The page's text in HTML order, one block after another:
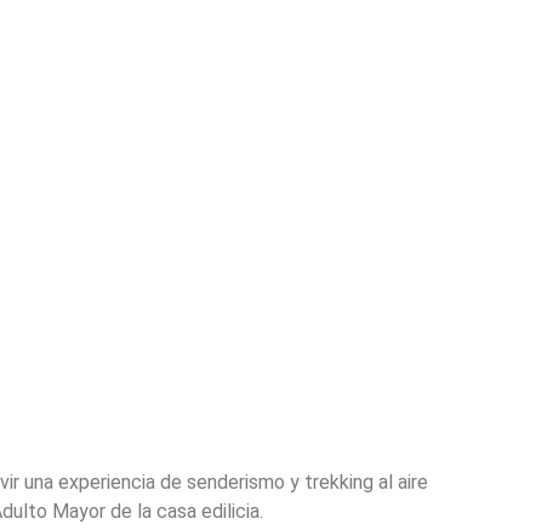
una experiencia de senderismo y trekking al aire
Mayor de la casa edilicia.